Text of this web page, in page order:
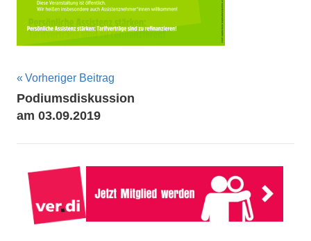
Beitragsnavigation
Vorheriger Beitrag
Podiumsdiskussion
am 03.09.2019